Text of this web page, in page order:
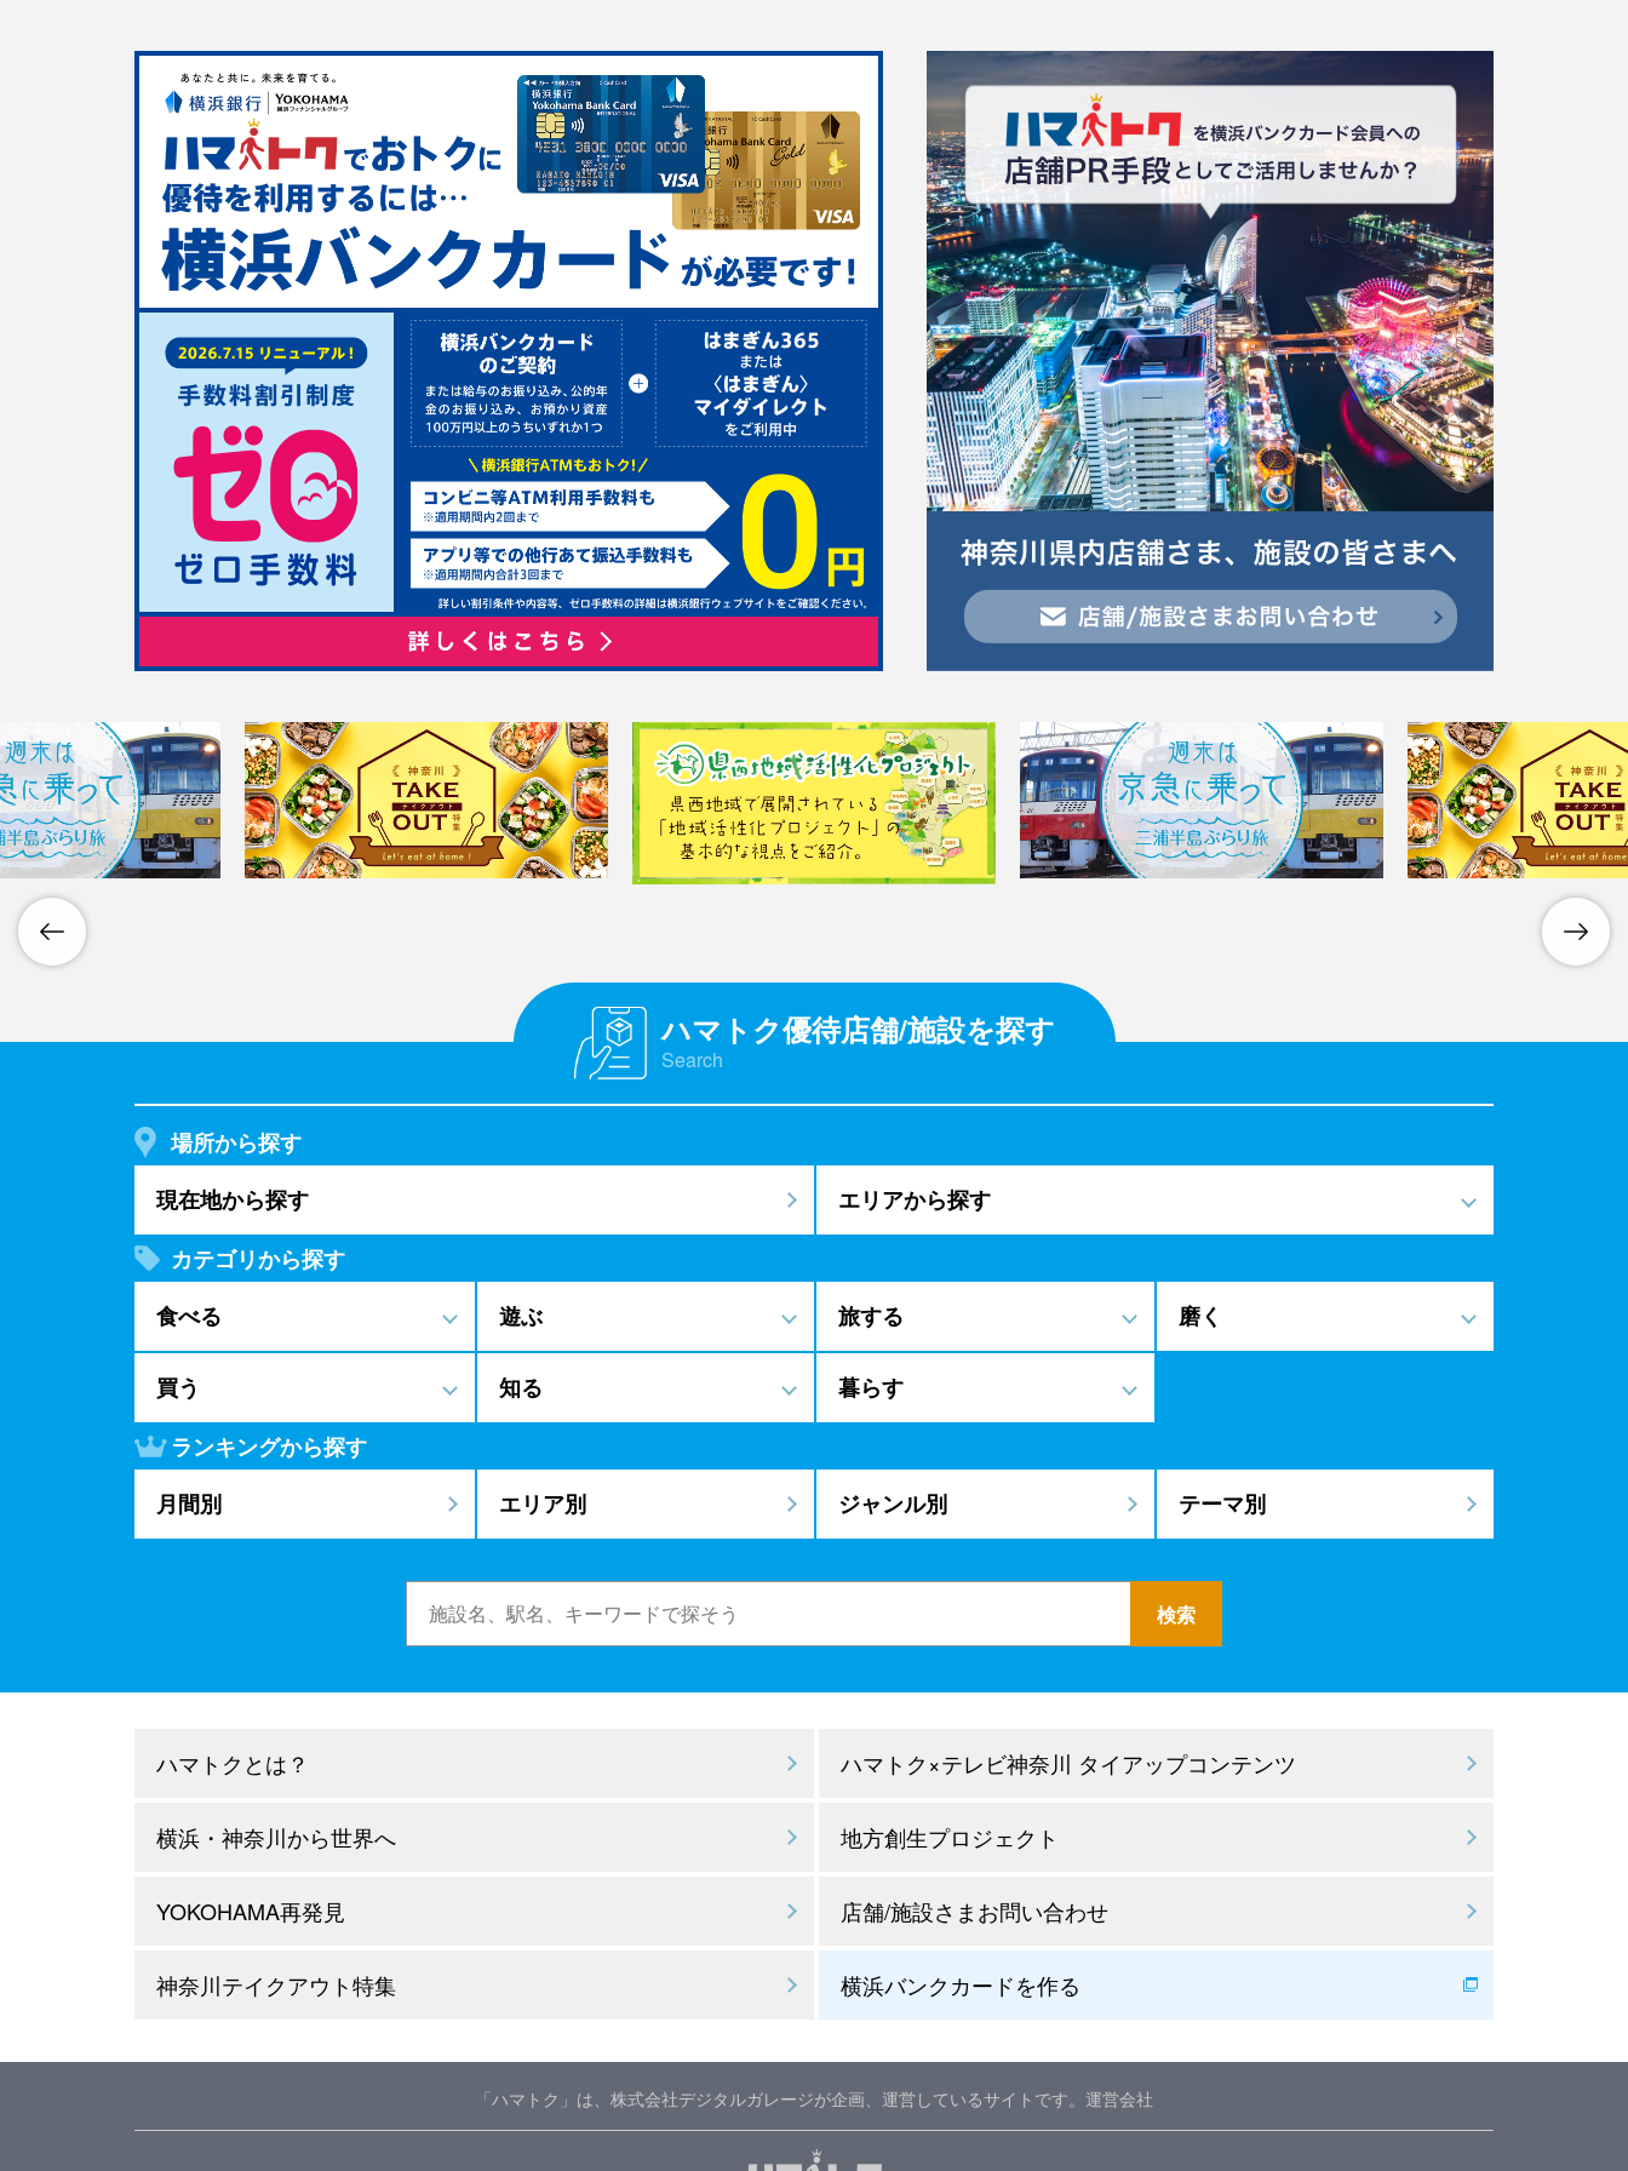
ハマトク優待店舗/施設を探す
Search
場所から探す
現在地から探す
エリアから探す
カテゴリから探す
食べる
遊ぶ 旅する 磨く
買う 知る
暮らす
ランキングから探す
月間別
エリア別 ジャンル別 テーマ別
ハマトクとは？ ハマトク×テレビ神奈川 タイアップコンテンツ
横浜・神奈川から世界へ 地方創生プロジェクト
YOKOHAMA再発見 店舗/施設さまお問い合わせ
神奈川テイクアウト特集 横浜バンクカードを作る
「ハマトク」は、株式会社デジタルガレージが企画、運営しているサイトです。 運営会社